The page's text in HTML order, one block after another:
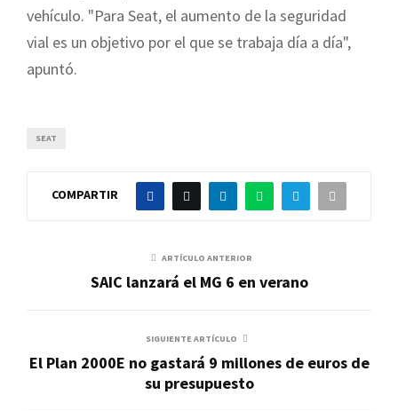
vehículo. "Para Seat, el aumento de la seguridad
vial es un objetivo por el que se trabaja día a día",
apuntó.
SEAT
COMPARTIR
ARTÍCULO ANTERIOR
SAIC lanzará el MG 6 en verano
SIGUIENTE ARTÍCULO
El Plan 2000E no gastará 9 millones de euros de
su presupuesto